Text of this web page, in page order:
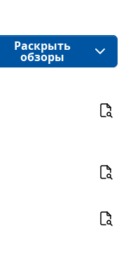
Раскрыть
обзоры